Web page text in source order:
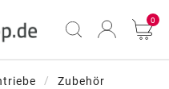
0
Zubehör